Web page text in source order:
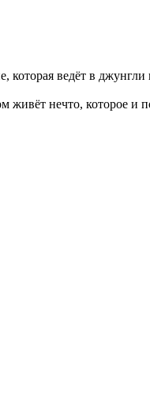
ведёт в
нечто, которое и